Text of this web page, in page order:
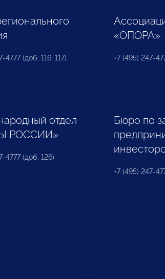
4777 (доб. 116, 117)
«ОПОРА»
+7 (495) 247-
отдел
РОССИИ»
4777 (доб. 126)
Бюро по
+7 (495) 247-